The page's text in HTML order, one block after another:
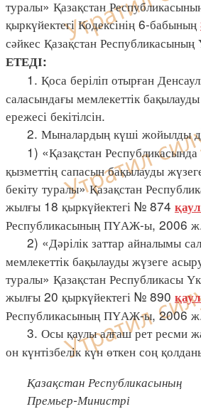
туралы» Қазақстан
қыркүйектегі Кодексінің 6-бабының
сәйкес Қазақстан Республикасының
ЕТЕДІ:
1. Қоса беріліп отырған
саласындағы мемлекеттік
ережесі бекітілсін.
2. Мыналардың күші жойылды
1) «Қазақстан Республикасында
қызметтің сапасын бақылауды
бекіту туралы» Қазақстан
жылғы 18 қыркүйектегі № 874
Республикасының ПҮАЖ-ы, 2006
2) «Дәрілік заттар айналымы
мемлекеттік бақылауды жүзеге
туралы» Қазақстан Республикасы
жылғы 20 қыркүйектегі № 890
Республикасының ПҮАЖ-ы, 2006
3. Осы қаулы алғаш рет ресми
он күнтізбелік күн өткен соң
Қазақстан Республикасының
Премьер-Министрі